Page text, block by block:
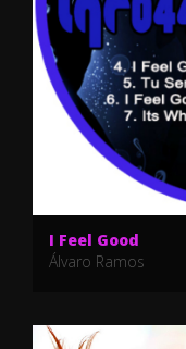
I Feel Good
Álvaro Ramos